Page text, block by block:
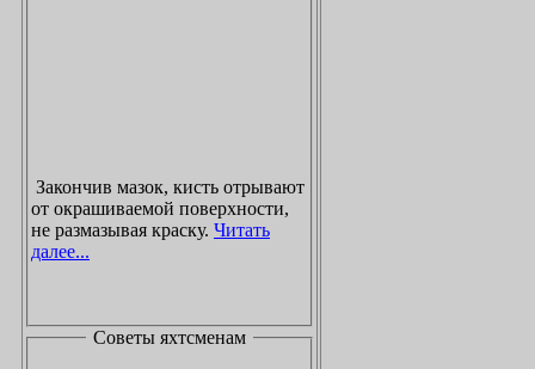
Закончив мазок, кисть отрывают
от окрашиваемой поверхности,
не размазывая краску. Читать
далее...
Советы яхтсменам